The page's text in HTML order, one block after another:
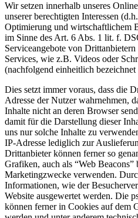
Wir setzen innerhalb unseres
unserer berechtigten Interessen
Optimierung und wirtschaftlichem
im Sinne des Art. 6 Abs. 1 lit. f.
Serviceangebote von
Services, wie z.B. Videos oder
(nachfolgend einheitlich bezeichnet
Dies setzt immer voraus, dass die
Adresse der Nutzer wahrnehmen,
Inhalte nicht an deren Browser
damit für die Darstellung dieser
uns nur solche Inhalte zu
IP-Adresse lediglich zur
Drittanbieter können ferner so
Grafiken, auch als “Web Beacons”
Marketingzwecke verwenden.
Informationen, wie der
Website ausgewertet werden. Die
können ferner in Cookies auf dem